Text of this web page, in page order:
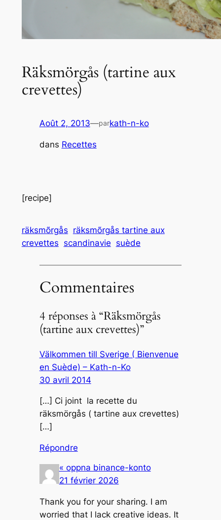
Räksmörgås (tartine aux
crevettes)
Août 2, 2013—parkath-n-ko
dans Recettes
[recipe]
räksmõrgås räksmõrgås tartine aux
crevettes scandinavie suède
Commentaires
4 réponses à “Räksmörgås
(tartine aux crevettes)”
Välkommen till Sverige ( Bienvenue
en Suède) – Kath-n-Ko
30 avril 2014
[…] Ci joint la recette du
räksmörgås ( tartine aux crevettes)
[…]
Répondre
« oppna binance-konto
21 février 2026
Thank you for your sharing. I am
worried that I lack creative ideas. It